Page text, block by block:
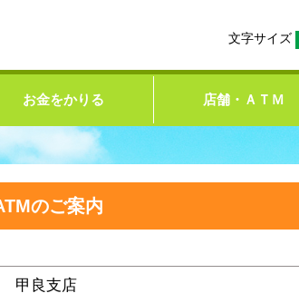
文字サイズ
お金をかりる 店舗・ＡＴＭ
のご案内
甲良支店